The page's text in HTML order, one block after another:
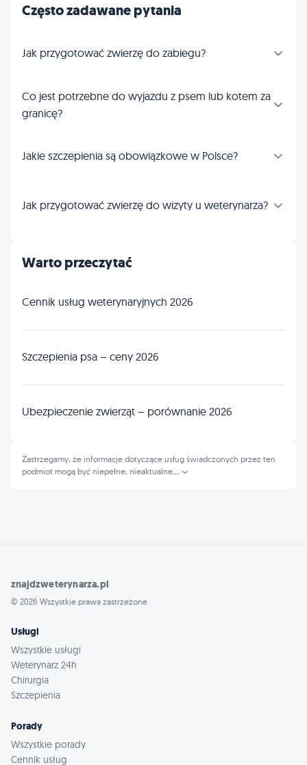
Często zadawane pytania
Jak przygotować zwierzę do zabiegu?
Co jest potrzebne do wyjazdu z psem lub kotem za
granicę?
Jakie szczepienia są obowiązkowe w Polsce?
Jak przygotować zwierzę do wizyty u weterynarza?
Warto przeczytać
Cennik usług weterynaryjnych 2026
Szczepienia psa – ceny 2026
Ubezpieczenie zwierząt – porównanie 2026
Zastrzegamy, że informacje dotyczące usług świadczonych przez ten
podmiot mogą być niepełne, nieaktualne
znajdzweterynarza.pl
© 2026 Wszystkie prawa zastrzeżone
Usługi
Wszystkie usługi
Weterynarz 24h
Chirurgia
Szczepienia
Porady
Wszystkie porady
Cennik usług